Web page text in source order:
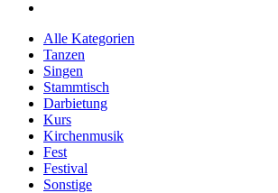
Alle Kategorien
Tanzen
Singen
Stammtisch
Darbietung
Kurs
Kirchenmusik
Fest
Festival
Sonstige